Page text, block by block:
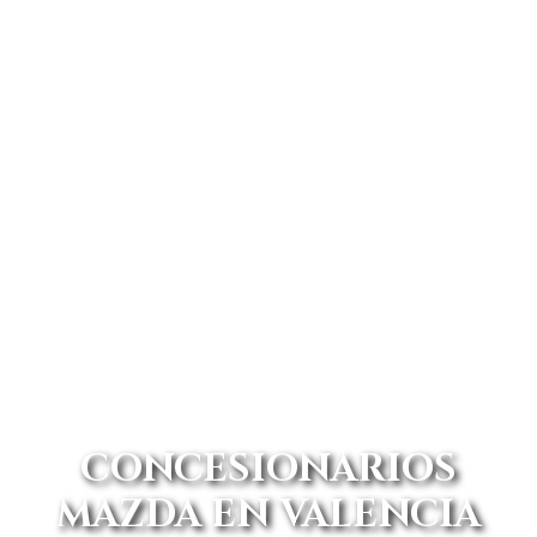
CONCESIONARIOS
MAZDA EN VALENCIA